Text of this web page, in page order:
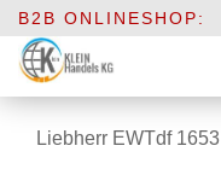
B2B ONLINESHOP:
Liebherr EWTdf